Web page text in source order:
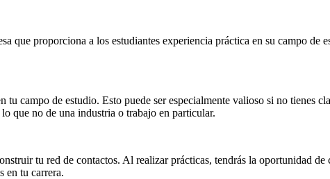
que proporciona a los estudiantes experiencia práctica en su campo de
tu campo de estudio. Esto puede ser especialmente valioso si no tienes
que no de una industria o trabajo en particular.
tu red de contactos. Al realizar prácticas, tendrás la oportunidad
en tu carrera.